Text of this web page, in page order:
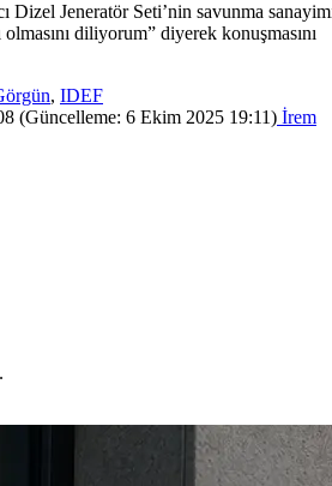
Dizel Jeneratör Seti’nin savunma
diliyorum” diyerek konuşmasını
, IDEF
(Güncelleme: 6 Ekim 2025 19:11) İrem